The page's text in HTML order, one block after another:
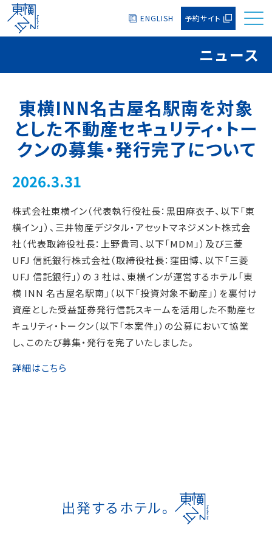
ENGLISH 予約サイト
ニュース
東横INN名古屋名駅南を対象
とした不動産セキュリティ・トー
クンの募集・発行完了について
2026.3.31
株式会社東横イン（代表執行役社長：黒田麻衣子、以下「東
横イン」）、三井物産デジタル・アセットマネジメント株式会
社（代表取締役社長：上野貴司、以下「MDM」）及び三菱
UFJ 信託銀行株式会社（取締役社長：窪田博、以下「三菱
UFJ 信託銀行」）の 3 社は、東横インが運営するホテル「東
横 INN 名古屋名駅南」（以下「投資対象不動産」）を裏付け
資産とした受益証券発行信託スキームを活用した不動産セ
キュリティ・トークン（以下「本案件」）の公募において協業
し、このたび募集・発行を完了いたしました。
詳細はこちら